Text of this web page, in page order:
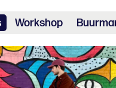
Workshop